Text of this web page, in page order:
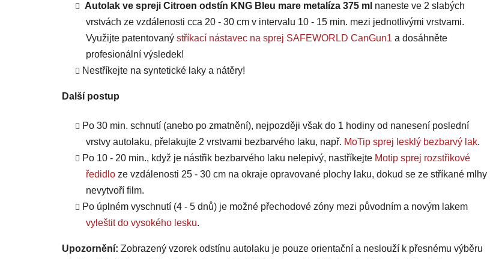
Autolak ve spreji Citroen odstín KNG Bleu mare metalíza 375 ml naneste ve 2 slabých
vrstvách ze vzdálenosti cca 20 - 30 cm v intervalu 10 - 15 min. mezi jednotlivými vrstvami.
Využijte patentovaný stříkací nástavec na sprej SAFEWORLD CanGun1 a dosáhněte
profesionální výsledek!
Nestříkejte na syntetické laky a nátěry!
Další postup
Po 30 min. schnutí (anebo po zmatnění), nejpozději však do 1 hodiny od nanesení poslední
vrstvy autolaku, přelakujte 2 vrstvami bezbarvého laku, např. MoTip sprej lesklý bezbarvý lak.
Po 10 - 20 min., když je nástřik bezbarvého laku nelepivý, nastříkejte Motip sprej rozstřikové
ředidlo ze vzdálenosti 25 - 30 cm na okraje opravované plochy laku, dokud se ze stříkané mlhy
nevytvoří film.
Po úplném vyschnutí (4 - 5 dnů) je možné přechodové zóny mezi původním a novým lakem
vyleštit do vysokého lesku.
Upozornění: Zobrazený vzorek odstínu autolaku je pouze orientační a neslouží k přesnému výběru